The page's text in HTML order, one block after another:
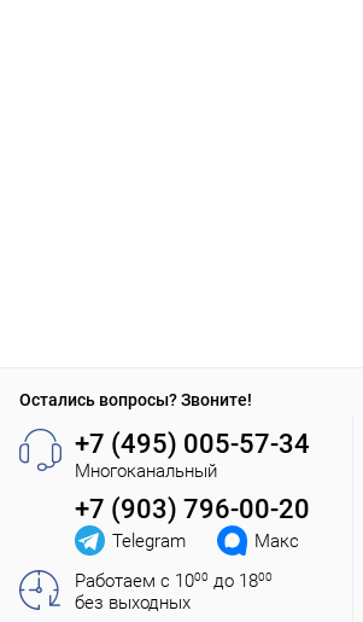
Остались вопросы? Звоните!
+7 (495) 005-57-34
Многоканальный
+7 (903) 796-00-20
Telegram
Макс
Работаем с 1000 до 1800
без выходных